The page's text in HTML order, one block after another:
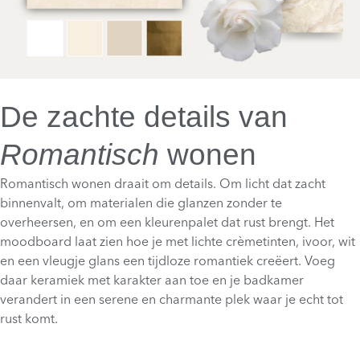
De zachte details van
Romantisch wonen
Romantisch wonen draait om details. Om licht dat zacht
binnenvalt, om materialen die glanzen zonder te
overheersen, en om een kleurenpalet dat rust brengt. Het
moodboard laat zien hoe je met lichte crèmetinten, ivoor, wit
en een vleugje glans een tijdloze romantiek creëert. Voeg
daar keramiek met karakter aan toe en je badkamer
verandert in een serene en charmante plek waar je echt tot
rust komt.